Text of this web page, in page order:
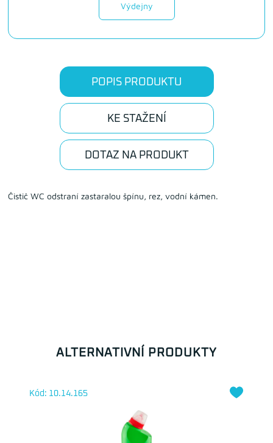
Výdejny
POPIS PRODUKTU
KE STAŽENÍ
DOTAZ NA PRODUKT
Čistič WC odstraní zastaralou špínu, rez, vodní kámen.
ALTERNATIVNÍ PRODUKTY
Kód: 10.14.165